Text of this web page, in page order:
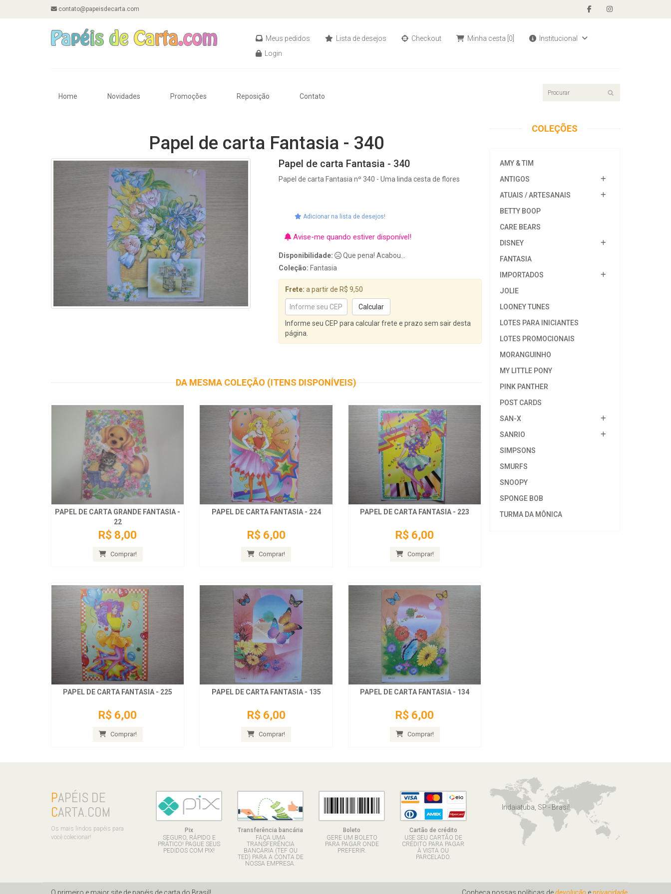
contato@papeisdecarta.com
Meus pedidos Lista de desejos Checkout Minha cesta [0]
Institucional
Login
Home Novidades Promoções Reposição Contato
Papel de carta Fantasia - 340
Papel de carta Fantasia - 340
Papel de carta Fantasia nº 340 - Uma linda cesta de flores
Adicionar na lista de desejos!
Avise-me quando estiver disponível!
Disponibilidade:
Que pena! Acabou...
Coleção: Fantasia
Frete: a partir de R$ 9,50
Informe seu CEP para calcular frete e prazo sem sair desta
página.
DA MESMA COLEÇÃO (ITENS DISPONÍVEIS)
PAPEL DE CARTA GRANDE FANTASIA -
22
R$ 8,00
Comprar!
PAPEL DE CARTA FANTASIA - 224
R$ 6,00
Comprar!
PAPEL DE CARTA FANTASIA - 223
R$ 6,00
Comprar!
PAPEL DE CARTA FANTASIA - 225
R$ 6,00
Comprar!
PAPEL DE CARTA FANTASIA - 135
R$ 6,00
Comprar!
PAPEL DE CARTA FANTASIA - 134
R$ 6,00
Comprar!
COLEÇÕES
AMY & TIM
ANTIGOS
ATUAIS / ARTESANAIS
BETTY BOOP
CARE BEARS
DISNEY
FANTASIA
IMPORTADOS
JOLIE
LOONEY TUNES
LOTES PARA INICIANTES
LOTES PROMOCIONAIS
MORANGUINHO
MY LITTLE PONY
PINK PANTHER
POST CARDS
SAN-X
SANRIO
SIMPSONS
SMURFS
SNOOPY
SPONGE BOB
TURMA DA MÔNICA
PAPÉIS DE
CARTA.COM
Os mais lindos papéis para
você colecionar!
Pix
SEGURO, RÁPIDO E
PRÁTICO! PAGUE SEUS
PEDIDOS COM PIX!
Transferência bancária
FAÇA UMA
TRANSFERÊNCIA
BANCÁRIA (TEF OU
TED) PARA A CONTA DE
NOSSA EMPRESA.
Boleto
GERE UM BOLETO
PARA PAGAR ONDE
PREFERIR.
Cartão de crédito
USE SEU CARTÃO DE
CRÉDITO PARA PAGAR
À VISTA OU
PARCELADO.
Indaiatuba, SP - Brasil